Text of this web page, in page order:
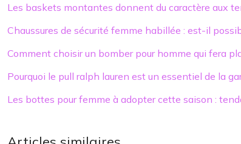
Les baskets montantes donnent du caractère aux
Chaussures de sécurité femme habillée : est-il
Comment choisir un bomber pour homme qui fera
Pourquoi le pull ralph lauren est un essentiel de la
Les bottes pour femme à adopter cette saison :